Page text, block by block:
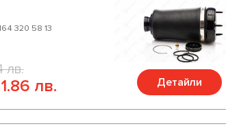
320 58 13
лв.
лв. Детайли